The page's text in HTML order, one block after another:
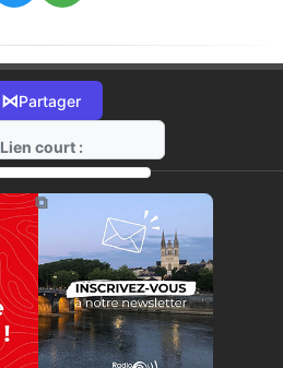
⋈Partager
Lien court :
https://radio-g.fr?11690
⧉